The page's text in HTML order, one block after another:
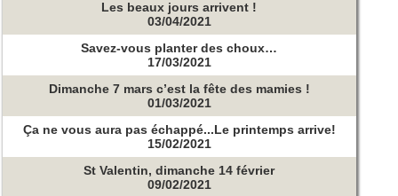
Les beaux jours arrivent !
03/04/2021
Savez-vous planter des choux…
17/03/2021
Dimanche 7 mars c’est la fête des mamies !
01/03/2021
Ça ne vous aura pas échappé...Le printemps arrive!
15/02/2021
St Valentin, dimanche 14 février
09/02/2021